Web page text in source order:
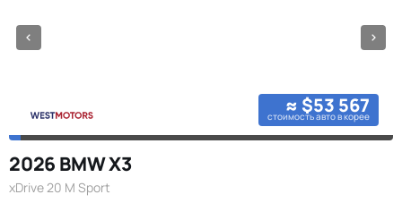
≈ $53 567
стоимость авто в корее
2026 BMW X3
xDrive 20 M Sport